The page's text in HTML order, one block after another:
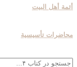
أئمة أهل البیت
محاضرات تأسیسیة
جستجو